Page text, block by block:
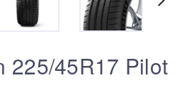
225/45R17 Pilot